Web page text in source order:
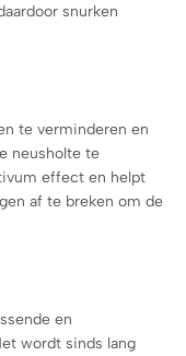
snurken
te verminderen en
neusholte te
effect en helpt
af ​​te breken om de
en
wordt sinds lang